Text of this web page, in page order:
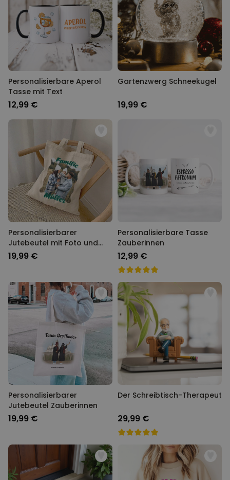
Personalisierbare Aperol
Tasse mit Text
12,99 €
Gartenzwerg Schneekugel
19,99 €
Personalisierbarer
Jutebeutel mit Foto und
Text
19,99 €
Personalisierbare Tasse
Zauberinnen
12,99 €
Personalisierbarer
Jutebeutel Zauberinnen
19,99 €
Der Schreibtisch-Therapeut
29,99 €